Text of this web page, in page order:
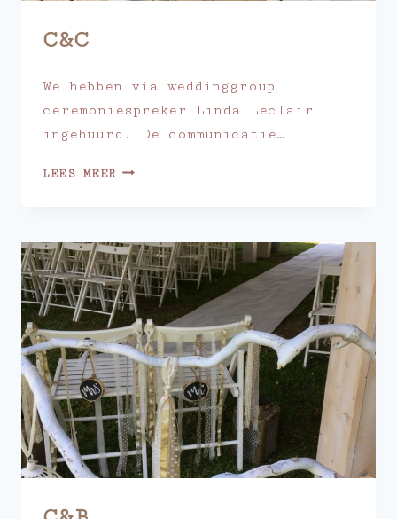
C&C
We hebben via weddinggroup
ceremoniespreker Linda Leclair
ingehuurd. De communicatie…
LEES MEER C&C